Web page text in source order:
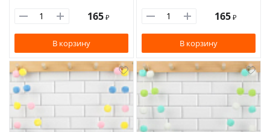
165 ₽
В корзину
165 ₽
В корзину